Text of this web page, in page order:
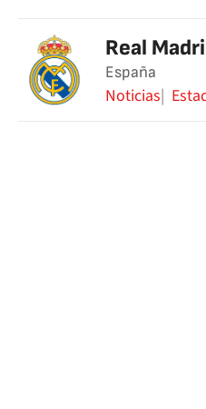
Real
España
Noticias